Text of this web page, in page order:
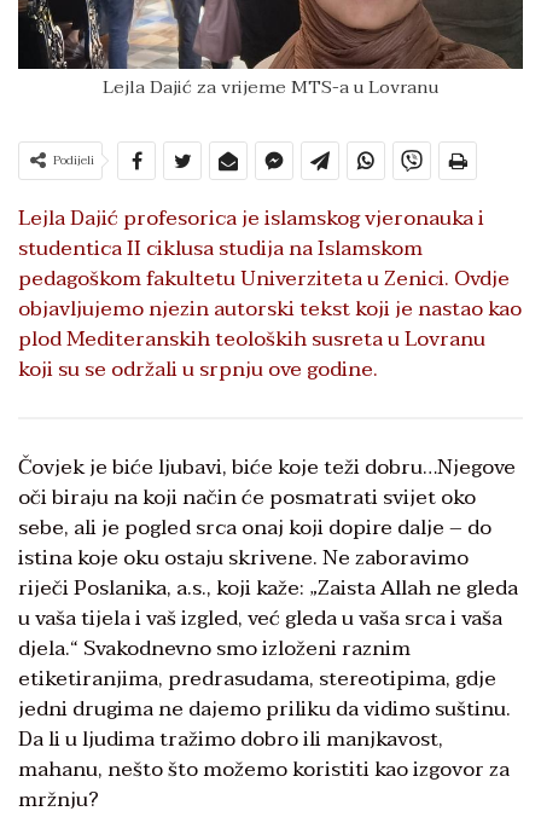
Lejla Dajić za vrijeme MTS-a u Lovranu
Podijeli
Lejla Dajić profesorica je islamskog vjeronauka i
studentica II ciklusa studija na Islamskom
pedagoškom fakultetu Univerziteta u Zenici. Ovdje
objavljujemo njezin autorski tekst koji je nastao kao
plod Mediteranskih teoloških susreta u Lovranu
koji su se održali u srpnju ove godine.
Čovjek je biće ljubavi, biće koje teži dobru…Njegove
oči biraju na koji način će posmatrati svijet oko
sebe, ali je pogled srca onaj koji dopire dalje – do
istina koje oku ostaju skrivene. Ne zaboravimo
riječi Poslanika, a.s., koji kaže: „Zaista Allah ne gleda
u vaša tijela i vaš izgled, već gleda u vaša srca i vaša
djela.“ Svakodnevno smo izloženi raznim
etiketiranjima, predrasudama, stereotipima, gdje
jedni drugima ne dajemo priliku da vidimo suštinu.
Da li u ljudima tražimo dobro ili manjkavost,
mahanu, nešto što možemo koristiti kao izgovor za
mržnju?